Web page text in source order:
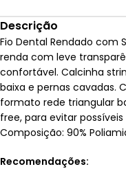
Descrição
Fio Dental Rendado com
renda com leve
confortável. Calcinha
baixa e pernas cavadas.
formato rede triangular
free, para evitar possíveis
Composição: 90%
Recomendações: